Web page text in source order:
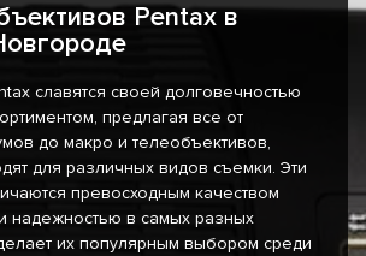
Pentax в
славятся своей долговечностью
предлагая все от
до макро и телеобъективов,
для различных видов съемки. Эти
превосходным качеством
надежностью в самых разных
их популярным выбором среди